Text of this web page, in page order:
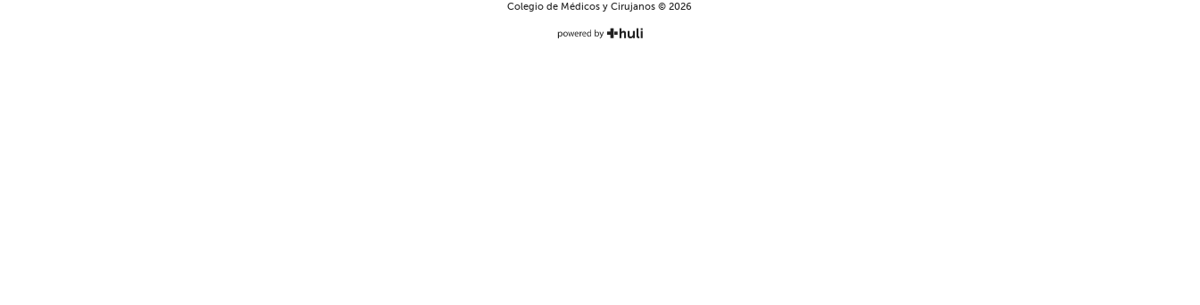
Colegio de Médicos y Cirujanos © 2026